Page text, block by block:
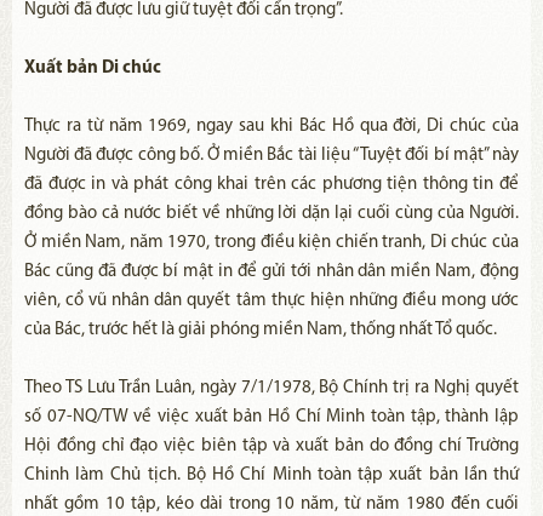
Người đã được lưu giữ tuyệt đối cẩn trọng”.
Xuất bản Di chúc
Thực ra từ năm 1969, ngay sau khi Bác Hồ qua đời, Di chúc của
Người đã được công bố. Ở miền Bắc tài liệu “Tuyệt đối bí mật” này
đã được in và phát công khai trên các phương tiện thông tin để
đồng bào cả nước biết về những lời dặn lại cuối cùng của Người.
Ở miền Nam, năm 1970, trong điều kiện chiến tranh, Di chúc của
Bác cũng đã được bí mật in để gửi tới nhân dân miền Nam, động
viên, cổ vũ nhân dân quyết tâm thực hiện những điều mong ước
của Bác, trước hết là giải phóng miền Nam, thống nhất Tổ quốc.
Theo TS Lưu Trần Luân, ngày 7/1/1978, Bộ Chính trị ra Nghị quyết
số 07-NQ/TW về việc xuất bản Hồ Chí Minh toàn tập, thành lập
Hội đồng chỉ đạo việc biên tập và xuất bản do đồng chí Trường
Chinh làm Chủ tịch. Bộ Hồ Chí Minh toàn tập xuất bản lần thứ
nhất gồm 10 tập, kéo dài trong 10 năm, từ năm 1980 đến cuối